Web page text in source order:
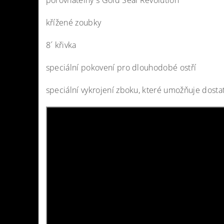
křížené zoubky
8´ křivka
speciální pokovení pro dlouhodobé ostří
speciální vykrojení zboku, které umožňuje